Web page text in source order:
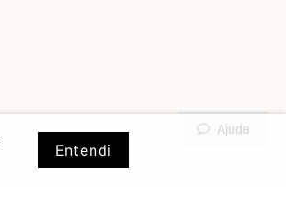
Entendi
Ajuda